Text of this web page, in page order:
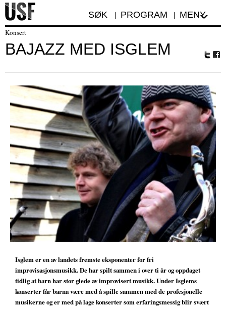
SØK PROGRAM MENY
Konsert
BAJAZZ MED ISGLEM
r
Isglem er en av landets fremste eksponenter for fri
improvisasjonsmusikk. De har spilt sammen i over ti år og oppdaget
tidlig at barn har stor glede av improvisert musikk. Under Isglems
konserter får barna være med å spille sammen med de profesjonelle
musikerne og er med på lage konserter som erfaringsmessig blir svært